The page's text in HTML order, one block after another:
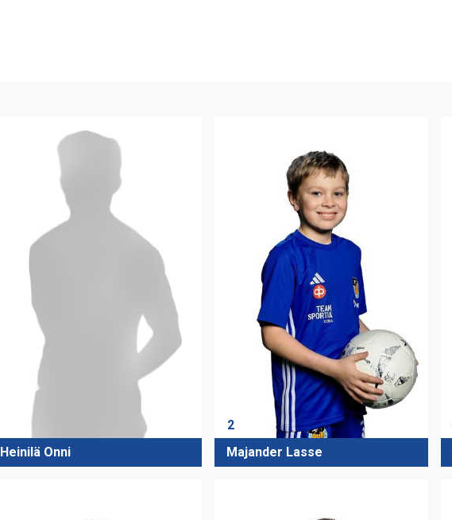
Heinilä Onni
2
Majander Lasse